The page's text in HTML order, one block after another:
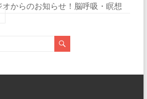
オからのお知らせ！脳呼吸・瞑想